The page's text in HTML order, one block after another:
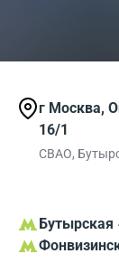
г Москва,
16/1
СВАО,
Бутырская